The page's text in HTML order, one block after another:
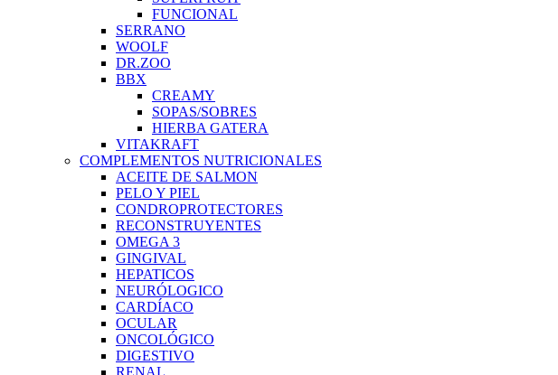
FUNCIONAL
SERRANO
WOOLF
DR.ZOO
BBX
CREAMY
SOPAS/SOBRES
HIERBA GATERA
VITAKRAFT
COMPLEMENTOS NUTRICIONALES
ACEITE DE SALMON
PELO Y PIEL
CONDROPROTECTORES
RECONSTRUYENTES
OMEGA 3
GINGIVAL
HEPATICOS
NEURÓLOGICO
CARDÍACO
OCULAR
ONCOLÓGICO
DIGESTIVO
RENAL